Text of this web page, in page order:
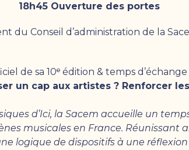
18h45 Ouverture des portes
du Conseil d’administration de la
de sa 10ᵉ édition & temps d’échange
un cap aux artistes ? Renforcer
d’Ici, la Sacem accueille un
musicales en France. Réunissant
logique de dispositifs à une